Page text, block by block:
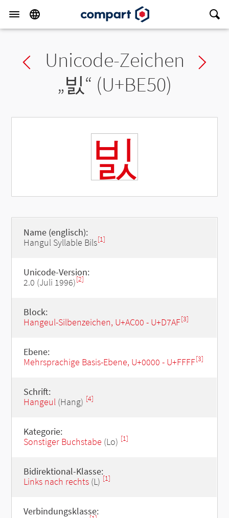
Previous char
Unicode-Zeichen
„빐“ (U+BE50)
빐
Name (englisch):
Hangul Syllable Bils[1]
Unicode-Version:
2.0 (Juli 1996)[2]
Block:
Hangeul-Silbenzeichen, U+AC00 - U+D7AF[3]
Ebene:
Mehrsprachige Basis-Ebene, U+0000 - U+FFFF[3]
Schrift:
Hangeul(Hang) [4]
Kategorie:
Sonstiger Buchstabe (Lo) [1]
Bidirektional-Klasse:
Links nach rechts(L) [1]
Verbindungsklasse: